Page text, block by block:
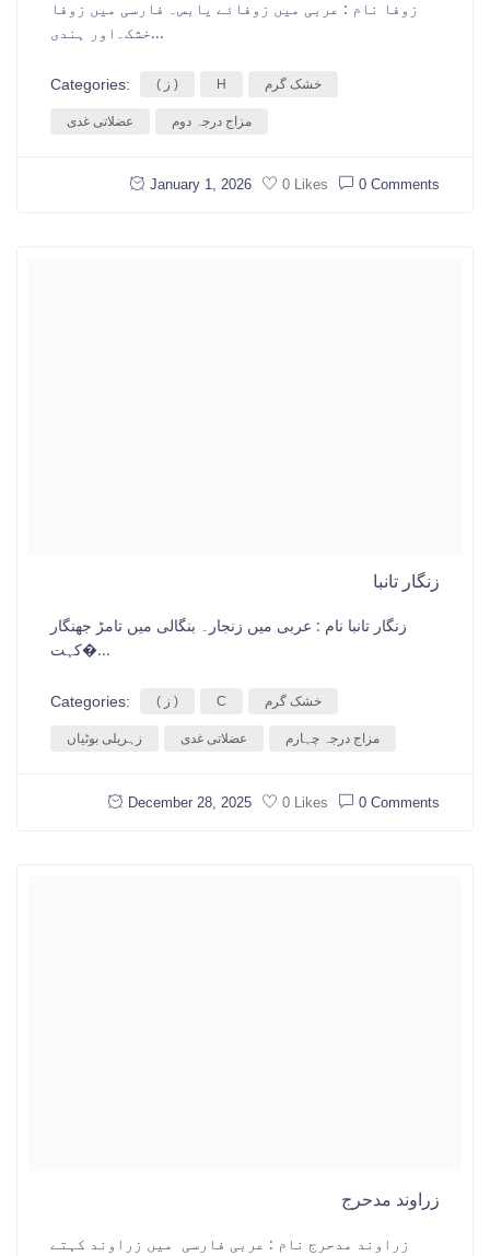
زوفا نام : عربی میں زوفائے یابس۔ فارسی میں زوفا
خشک۔اور ہندی...
Categories: ( ز ) H خشک گرم
عضلاتی غدی مزاج درجہ دوم
January 1, 2026 0 Likes 0 Comments
زنگار تانبا
زنگار تانبا نام : عربی میں زنجار۔ بنگالی میں تامڑ جھنگار
کہت�...
Categories: ( ز ) C خشک گرم
زہریلی بوٹیاں عضلاتی غدی مزاج درجہ چہارم
December 28, 2025 0 Likes 0 Comments
زراوند مدحرج
زراوند مدحرج نام : عربی فارسی میں زراوند کہتے